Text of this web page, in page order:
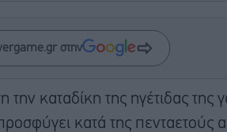
στην
καταδίκη της ηγέτιδας της
προσφύγει κατά της πενταετούς